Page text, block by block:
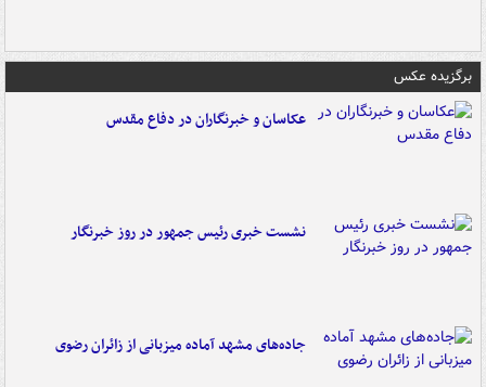
برگزیده عکس
عکاسان و خبرنگاران در دفاع مقدس
نشست خبری رئیس جمهور در روز خبرنگار
جاده‌های مشهد آماده میزبانی از زائران رضوی